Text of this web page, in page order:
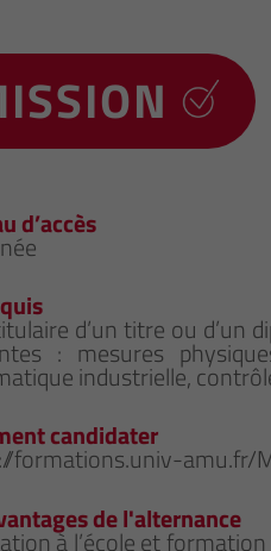
d’accès
d’un titre ou d’un
: mesures
industrielle,
candidater
formations.univ-amu.fr/
de l'alternance
à l’école et